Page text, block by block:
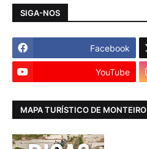
SIGA-NOS
Facebook
YouTube
MAPA TURÍSTICO DE MONTEIRO